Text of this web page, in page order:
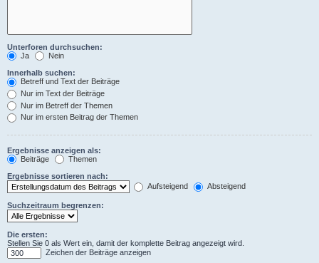
Unterforen durchsuchen:
Ja
Nein
Innerhalb suchen:
Betreff und Text der Beiträge
Nur im Text der Beiträge
Nur im Betreff der Themen
Nur im ersten Beitrag der Themen
Ergebnisse anzeigen als:
Beiträge
Themen
Ergebnisse sortieren nach:
Aufsteigend
Absteigend
Suchzeitraum begrenzen:
Die ersten:
Stellen Sie 0 als Wert ein, damit der komplette Beitrag angezeigt wird.
Zeichen der Beiträge anzeigen